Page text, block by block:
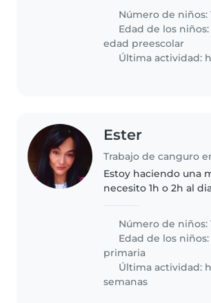
unas horas tras
colegio. Ideal si te gustan los
niños curiosos,
Número de niños:
Edad de los niños:
edad preescolar
Última actividad:
Ester
Estoy haciendo una
necesito 1h o 2h al
casa y cuidarla
Número de niños:
Edad de los niños:
primaria
Última actividad:
semanas